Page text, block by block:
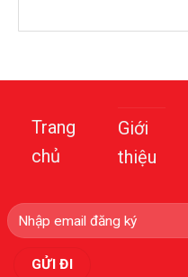
Trang
chủ
Giới
thiệu